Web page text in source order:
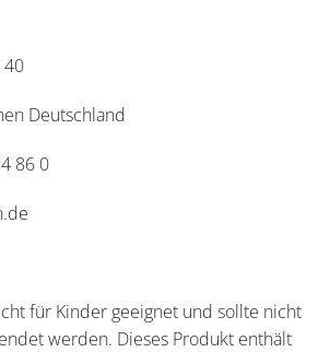
40
Deutschland
86 0
für Kinder geeignet und sollte nicht
werden. Dieses Produkt enthält